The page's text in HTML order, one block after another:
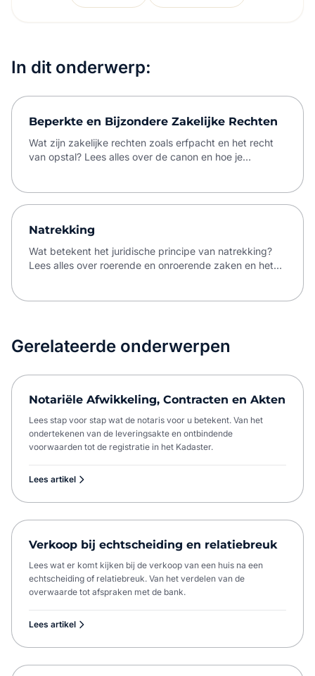
In dit onderwerp:
Beperkte en Bijzondere Zakelijke Rechten
Wat zijn zakelijke rechten zoals erfpacht en het recht
van opstal? Lees alles over de canon en hoe je
Natrekking
Wat betekent het juridische principe van natrekking?
Lees alles over roerende en onroerende zaken en het
Gerelateerde onderwerpen
Notariële Afwikkeling, Contracten en Akten
Lees stap voor stap wat de notaris voor u betekent. Van het
ondertekenen van de leveringsakte en ontbindende
voorwaarden tot de registratie in het Kadaster.
Lees artikel
Verkoop bij echtscheiding en relatiebreuk
Lees wat er komt kijken bij de verkoop van een huis na een
echtscheiding of relatiebreuk. Van het verdelen van de
overwaarde tot afspraken met de bank.
Lees artikel